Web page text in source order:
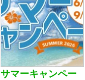
サマーキャンペー